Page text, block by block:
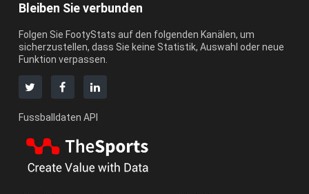
Bleiben Sie verbunden
Folgen Sie FootyStats auf den folgenden Kanälen, um
sicherzustellen, dass Sie keine Statistik, Auswahl oder neue
Funktion verpassen.
Fussballdaten API